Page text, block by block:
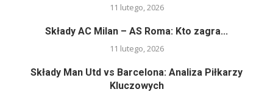
11 lutego, 2026
Składy AC Milan – AS Roma: Kto zagra...
11 lutego, 2026
Składy Man Utd vs Barcelona: Analiza Piłkarzy
Kluczowych